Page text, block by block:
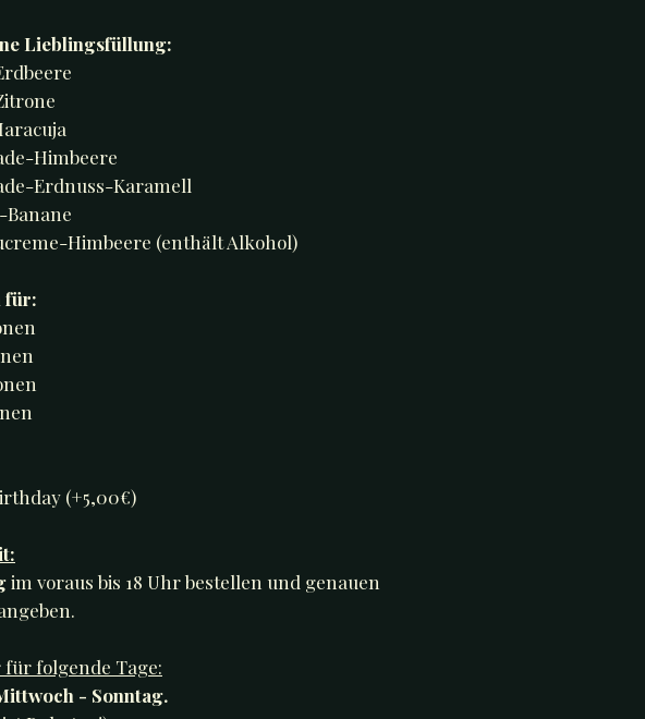
Lieblingsfüllung:
Himbeere
Erdnuss-Karamell
Banane
Himbeere (enthält Alkohol)
für:
(+5,00€)
im voraus bis 18 Uhr bestellen und genauen
für folgende Tage:
- Sonntag.